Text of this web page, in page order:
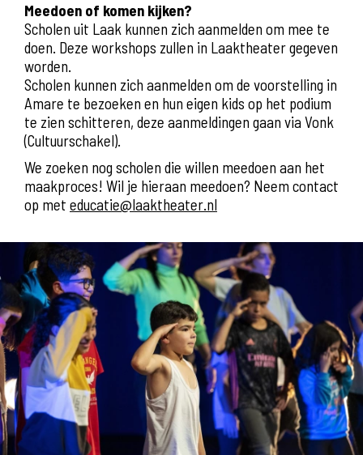
Meedoen of komen kijken?
Scholen uit Laak kunnen zich aanmelden om mee te
doen. Deze workshops zullen in Laaktheater gegeven
worden.
Scholen kunnen zich aanmelden om de voorstelling in
Amare te bezoeken en hun eigen kids op het podium
te zien schitteren, deze aanmeldingen gaan via Vonk
(Cultuurschakel).
We zoeken nog scholen die willen meedoen aan het
maakproces! Wil je hieraan meedoen? Neem contact
op met educatie@laaktheater.nl